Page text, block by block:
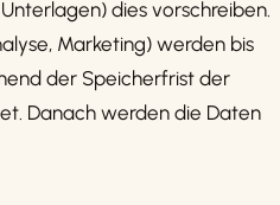
dies vorschreiben.
Marketing) werden bis
der Speicherfrist der
Danach werden die Daten